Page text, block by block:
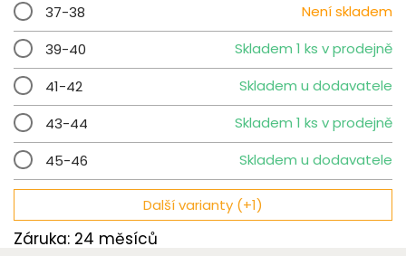
37-38
Není skladem
39-40
Skladem 1 ks v prodejně
41-42
Skladem u dodavatele
43-44
Skladem 1 ks v prodejně
45-46
Skladem u dodavatele
Další varianty (+1)
Záruka: 24 měsíců